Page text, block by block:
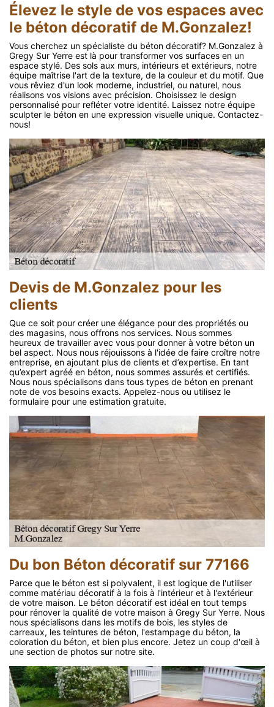
Élevez le style de vos espaces avec
le béton décoratif de M.Gonzalez!
Vous cherchez un spécialiste du béton décoratif? M.Gonzalez à
Gregy Sur Yerre est là pour transformer vos surfaces en un
espace stylé. Des sols aux murs, intérieurs et extérieurs, notre
équipe maîtrise l'art de la texture, de la couleur et du motif. Que
vous rêviez d'un look moderne, industriel, ou naturel, nous
réalisons vos visions avec précision. Choisissez le design
personnalisé pour refléter votre identité. Laissez notre équipe
sculpter le béton en une expression visuelle unique. Contactez-
nous!
Devis de M.Gonzalez pour les
clients
Que ce soit pour créer une élégance pour des propriétés ou
des magasins, nous offrons nos services. Nous sommes
heureux de travailler avec vous pour donner à votre béton un
bel aspect. Nous nous réjouissons à l'idée de faire croître notre
entreprise, en ajoutant plus de clients et d’expertise. En tant
qu’expert agréé en béton, nous sommes assurés et certifiés.
Nous nous spécialisons dans tous types de béton en prenant
note de vos besoins exacts. Appelez-nous ou utilisez le
formulaire pour une estimation gratuite.
Du bon Béton décoratif sur 77166
Parce que le béton est si polyvalent, il est logique de l'utiliser
comme matériau décoratif à la fois à l'intérieur et à l'extérieur
de votre maison. Le béton décoratif est idéal en tout temps
pour rénover la qualité de votre maison à Gregy Sur Yerre. Nous
nous spécialisons dans les motifs de bois, les styles de
carreaux, les teintures de béton, l'estampage du béton, la
coloration du béton, et bien plus encore. Jetez un coup d'œil à
une section de photos sur notre site.